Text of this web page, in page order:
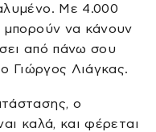
Με 4.000
μπορούν να κάνουν
από πάνω σου
Γιώργος Λιάγκας.
ο
καλά, και φέρεται